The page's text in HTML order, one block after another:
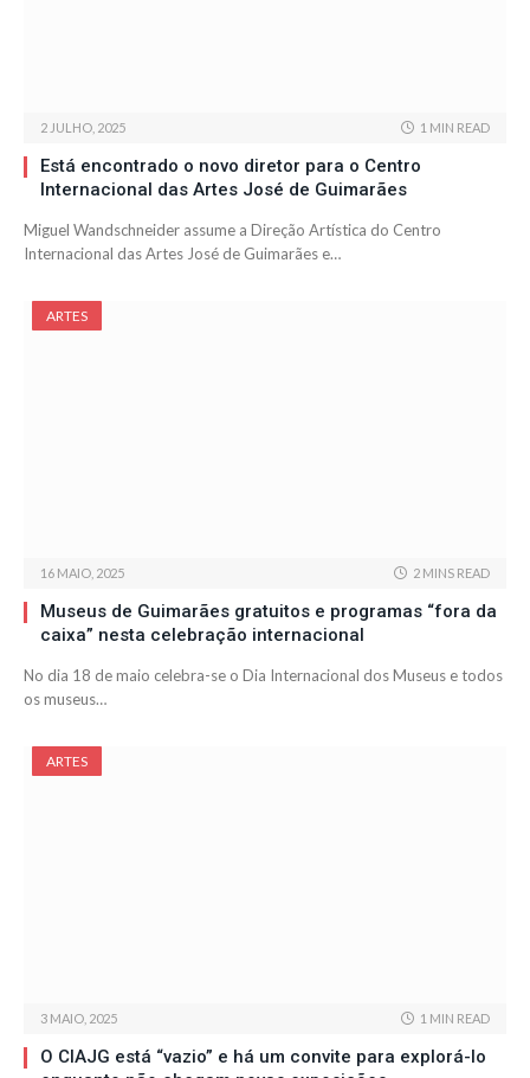
2 JULHO, 2025 1 MIN READ
Está encontrado o novo diretor para o Centro
Internacional das Artes José de Guimarães
Miguel Wandschneider assume a Direção Artística do Centro
Internacional das Artes José de Guimarães e…
ARTES
16 MAIO, 2025 2 MINS READ
Museus de Guimarães gratuitos e programas “fora da
caixa” nesta celebração internacional
No dia 18 de maio celebra-se o Dia Internacional dos Museus e todos
os museus…
ARTES
3 MAIO, 2025 1 MIN READ
O CIAJG está “vazio” e há um convite para explorá-lo